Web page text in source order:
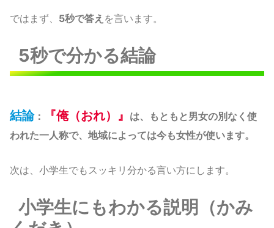
ではまず、 5秒で答え を言います。
5秒で分かる結論
結論： 『俺（おれ）』 は、もともと男女の別なく使
われた一人称で、地域によっては今も女性が使います。
次は、小学生でもスッキリ分かる言い方にします。
小学生にもわかる説明（かみ